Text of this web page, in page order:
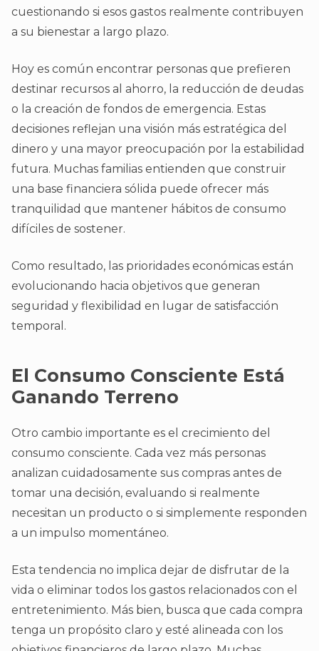
cuestionando si esos gastos realmente contribuyen
a su bienestar a largo plazo.
Hoy es común encontrar personas que prefieren
destinar recursos al ahorro, la reducción de deudas
o la creación de fondos de emergencia. Estas
decisiones reflejan una visión más estratégica del
dinero y una mayor preocupación por la estabilidad
futura. Muchas familias entienden que construir
una base financiera sólida puede ofrecer más
tranquilidad que mantener hábitos de consumo
difíciles de sostener.
Como resultado, las prioridades económicas están
evolucionando hacia objetivos que generan
seguridad y flexibilidad en lugar de satisfacción
temporal.
El Consumo Consciente Está
Ganando Terreno
Otro cambio importante es el crecimiento del
consumo consciente. Cada vez más personas
analizan cuidadosamente sus compras antes de
tomar una decisión, evaluando si realmente
necesitan un producto o si simplemente responden
a un impulso momentáneo.
Esta tendencia no implica dejar de disfrutar de la
vida o eliminar todos los gastos relacionados con el
entretenimiento. Más bien, busca que cada compra
tenga un propósito claro y esté alineada con los